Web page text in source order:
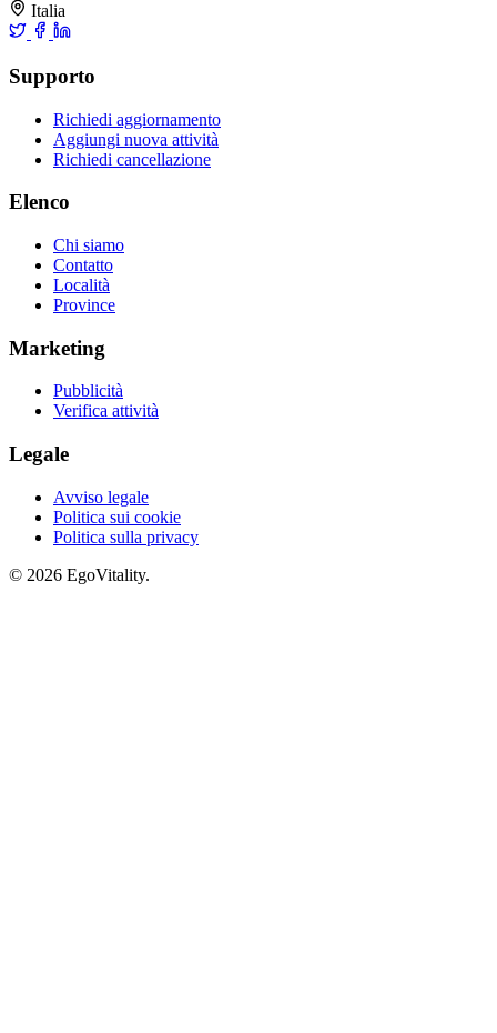
Italia
Supporto
Richiedi aggiornamento
Aggiungi nuova attività
Richiedi cancellazione
Elenco
Chi siamo
Contatto
Località
Province
Marketing
Pubblicità
Verifica attività
Legale
Avviso legale
Politica sui cookie
Politica sulla privacy
© 2026 EgoVitality.